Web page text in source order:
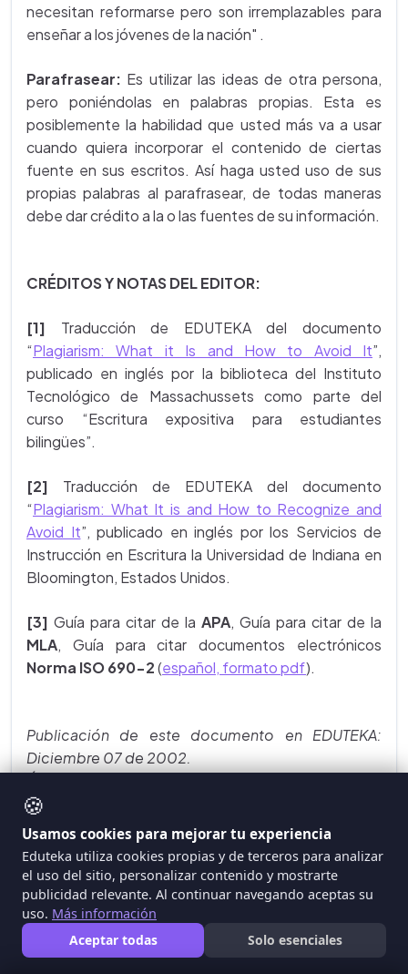
necesitan reformarse pero son irremplazables para
enseñar a los jóvenes de la nación" .
Parafrasear: Es utilizar las ideas de otra persona,
pero poniéndolas en palabras propias. Esta es
posiblemente la habilidad que usted más va a usar
cuando quiera incorporar el contenido de ciertas
fuente en sus escritos. Así haga usted uso de sus
propias palabras al parafrasear, de todas maneras
debe dar crédito a la o las fuentes de su información.
CRÉDITOS Y NOTAS DEL EDITOR:
[1] Traducción de EDUTEKA del documento
“Plagiarism: What it Is and How to Avoid It”,
publicado en inglés por la biblioteca del Instituto
Tecnológico de Massachussets como parte del
curso “Escritura expositiva para estudiantes
bilingües”.
[2] Traducción de EDUTEKA del documento
“Plagiarism: What It is and How to Recognize and
Avoid It”, publicado en inglés por los Servicios de
Instrucción en Escritura la Universidad de Indiana en
Bloomington, Estados Unidos.
[3] Guía para citar de la APA, Guía para citar de la
MLA, Guía para citar documentos electrónicos
Norma ISO 690-2(español, formato pdf).
Publicación de este documento en EDUTEKA:
Diciembre 07 de 2002.
Diciembre 07 de 2002.
🍪
Usamos cookies para mejorar tu experiencia
Eduteka utiliza cookies propias y de terceros para analizar
el uso del sitio, personalizar contenido y mostrarte
publicidad relevante. Al continuar navegando aceptas su
uso. Más información
Aceptar todas
Solo esenciales